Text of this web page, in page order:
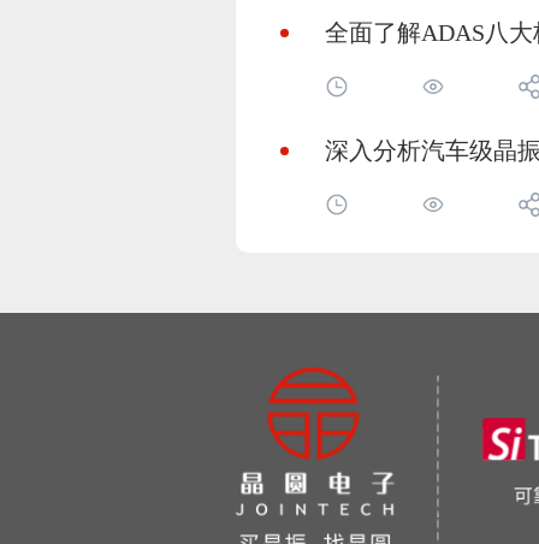
全面了解ADAS八
深入分析汽车级晶